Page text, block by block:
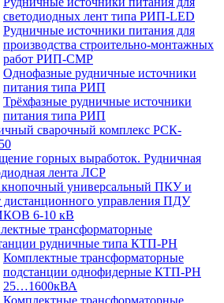
светодиодных лент типа РИП-LED
Рудничные источники питания для
производства строительно-монтажных
работ РИП-СМР
Однофазные рудничные источники
питания типа РИП
Трёхфазные рудничные источники
питания типа РИП
сварочный комплекс РСК-
горных выработок. Рудничная
лента ЛСР
универсальный ПКУ и
дистанционного управления ПДУ
6-10 кВ
трансформаторные
рудничные типа КТП-РН
Комплектные трансформаторные
подстанции однофидерные КТП-РН
25…1600кВА
Комплектные трансформаторные